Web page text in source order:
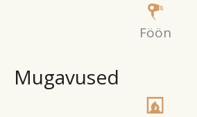
Föön
Mugavused